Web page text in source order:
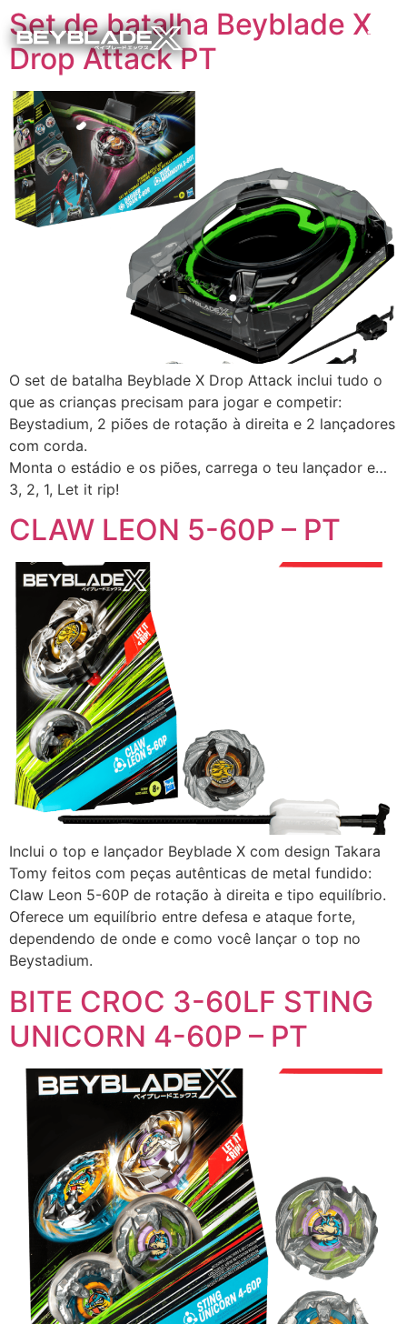
Set de batalha Beyblade X
Drop Attack PT
O set de batalha Beyblade X Drop Attack inclui tudo o
que as crianças precisam para jogar e competir:
Beystadium, 2 piões de rotação à direita e 2 lançadores
com corda.
Monta o estádio e os piões, carrega o teu lançador e…
3, 2, 1, Let it rip!
CLAW LEON 5-60P – PT
Inclui o top e lançador Beyblade X com design Takara
Tomy feitos com peças autênticas de metal fundido:
Claw Leon 5-60P de rotação à direita e tipo equilíbrio.
Oferece um equilíbrio entre defesa e ataque forte,
dependendo de onde e como você lançar o top no
Beystadium.
BITE CROC 3-60LF STING
UNICORN 4-60P – PT